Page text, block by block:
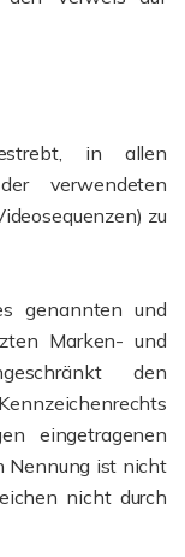
in allen
verwendeten
zu
genannten und
Marken- und
den
eingetragenen
Nennung ist nicht
nicht durch